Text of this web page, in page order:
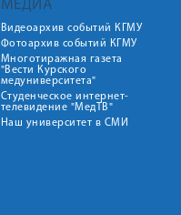
МЕДИА
Видеоархив событий КГМУ
Фотоархив событий КГМУ
Многотиражная газета
"Вести Курского
медуниверситета"
Студенческое интернет-
телевидение "МедТВ"
Наш университет в СМИ